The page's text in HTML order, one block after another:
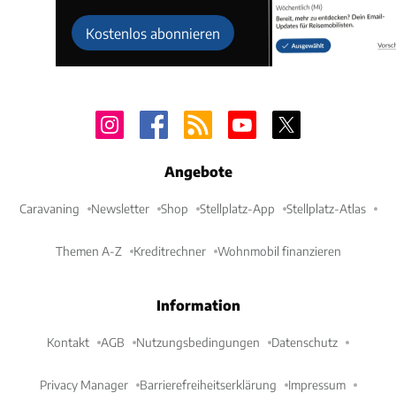
Kostenlos abonnieren
Angebote
Caravaning Newsletter Shop Stellplatz-App Stellplatz-Atlas
Themen A-Z Kreditrechner Wohnmobil finanzieren
Information
Kontakt AGB Nutzungsbedingungen Datenschutz
Privacy Manager Barrierefreiheitserklärung Impressum